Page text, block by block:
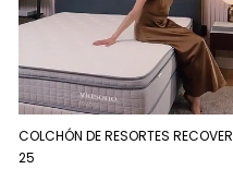
COLCHÓN DE RESORTES RECOVER
25